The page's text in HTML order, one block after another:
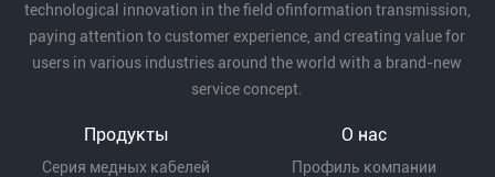
technological innovation in the field ofinformation transmission,
paying attention to customer experience, and creating value for
users in various industries around the world with a brand-new
service concept.
Продукты
Серия медных кабелей
О нас
Профиль компании